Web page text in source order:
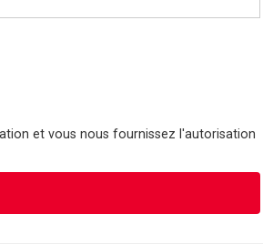
et vous nous fournissez l'autorisation